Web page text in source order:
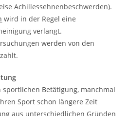
Achillessehnenbeschwerden).
wird in der Regel eine
verlangt.
werden von den
Betätigung, manchmal
Sport schon längere Zeit
aus unterschiedlichen Gründen